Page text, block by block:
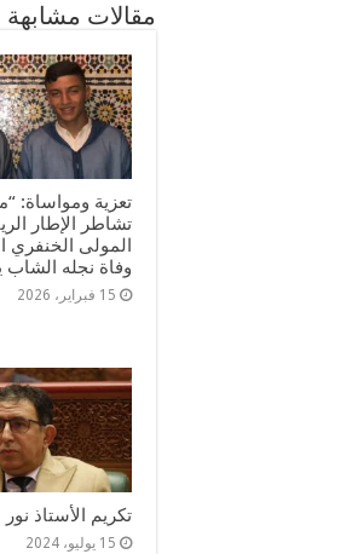
مقالات مشابهة
تعزية ومواساة:
تشاطر الإطار
المولى الخنفري
وفاة نجله الشاب
15 فبراير، 2026
تكريم الأستاذ نور
15 يوليو، 2024